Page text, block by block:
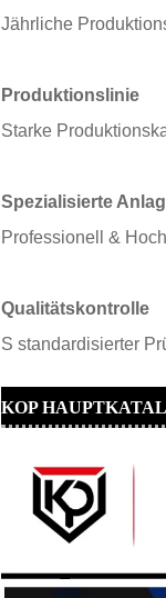
Jährliche
Produktionslinie
Starke
Spezialisierte
Professionell &
Qualitätskontrolle
S standardisierter
KOP